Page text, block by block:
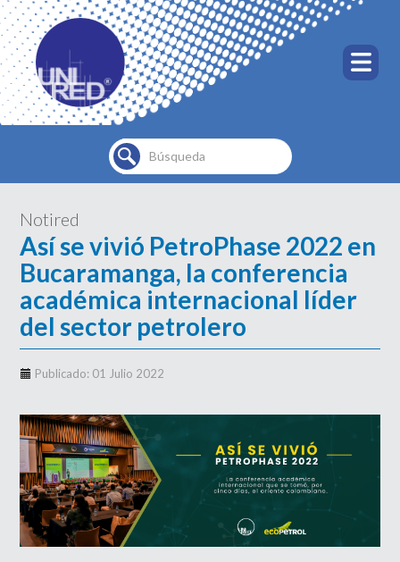
Buscar...
Notired
Así se vivió PetroPhase 2022 en
Bucaramanga, la conferencia
académica internacional líder
del sector petrolero
Publicado: 01 Julio 2022